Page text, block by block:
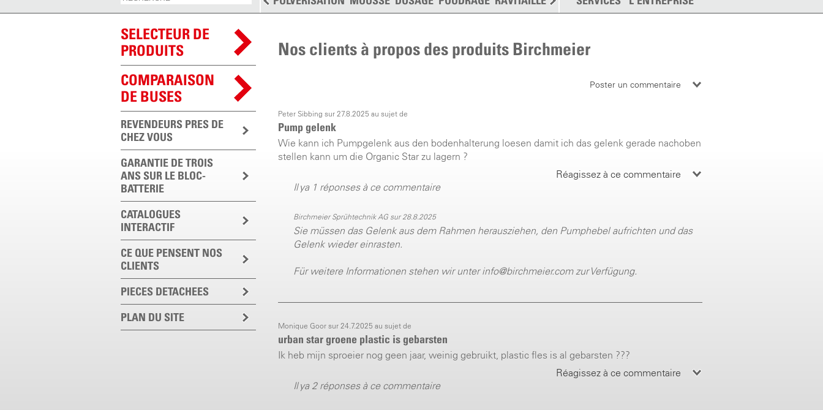
SELECTEUR DE
PRODUITS
COMPARAISON
DE BUSES
REVENDEURS PRES DE
CHEZ VOUS
GARANTIE DE TROIS
ANS SUR LE BLOC-
BATTERIE
CATALOGUES
INTERACTIF
CE QUE PENSENT NOS
CLIENTS
PIECES DETACHEES
PLAN DU SITE
Nos clients à propos des produits Birchmeier
Poster un commentaire
Peter Sibbing sur 27.8.2025 au sujet de
Pump gelenk
Wie kann ich Pumpgelenk aus den bodenhalterung loesen damit ich das gelenk gerade nachoben
stellen kann um die Organic Star zu lagern ?
Réagissez à ce commentaire
Il ya 1 réponses à ce commentaire
Birchmeier Sprühtechnik AG sur 28.8.2025
Sie müssen das Gelenk aus dem Rahmen herausziehen, den Pumphebel aufrichten und das
Gelenk wieder einrasten.
Für weitere Informationen stehen wir unter info@birchmeier.com zur Verfügung.
Monique Goor sur 24.7.2025 au sujet de
urban star groene plastic is gebarsten
Ik heb mijn sproeier nog geen jaar, weinig gebruikt, plastic fles is al gebarsten ???
Réagissez à ce commentaire
Il ya 2 réponses à ce commentaire